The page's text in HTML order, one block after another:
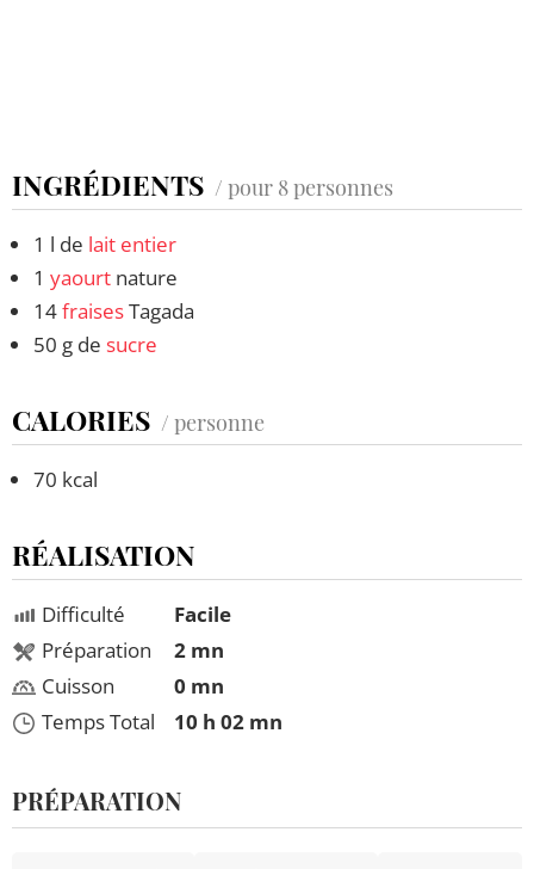
INGRÉDIENTS / pour 8 personnes
1 l de lait entier
1 yaourt nature
14fraisesTagada
50 g de sucre
CALORIES / personne
70 kcal
RÉALISATION
Difficulté
Préparation
Cuisson
Temps Total
Facile
2 mn
0 mn
10 h 02 mn
PRÉPARATION